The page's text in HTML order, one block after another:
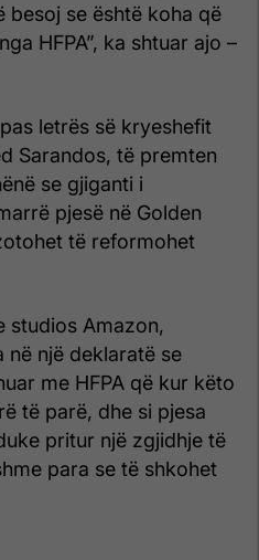
besoj se është koha që
HFPA”, ka shtuar ajo –
letrës së kryeshefit
Sarandos, të premten
se gjiganti i
pjesë në Golden
të reformohet
studios Amazon,
në një deklaratë se
me HFPA që kur këto
të parë, dhe si pjesa
pritur një zgjidhje të
para se të shkohet